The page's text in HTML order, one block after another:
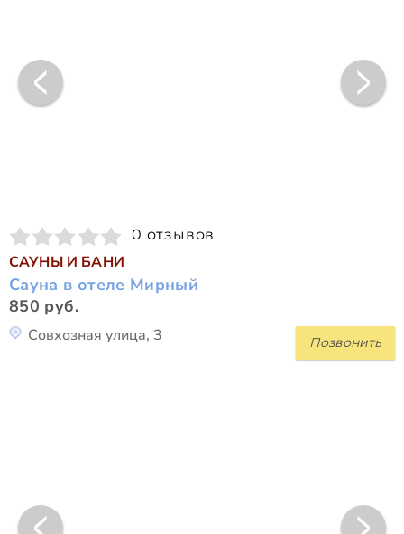
0 отзывов
САУНЫ И БАНИ
Сауна в отеле Мирный
850 руб.
Позвонить
Совхозная улица, 3